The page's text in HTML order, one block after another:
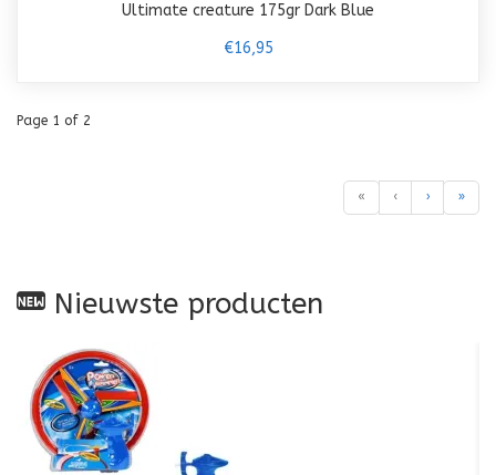
Ultimate creature 175gr Dark Blue
€16,95
Page 1 of 2
« ‹ › »
Nieuwste producten